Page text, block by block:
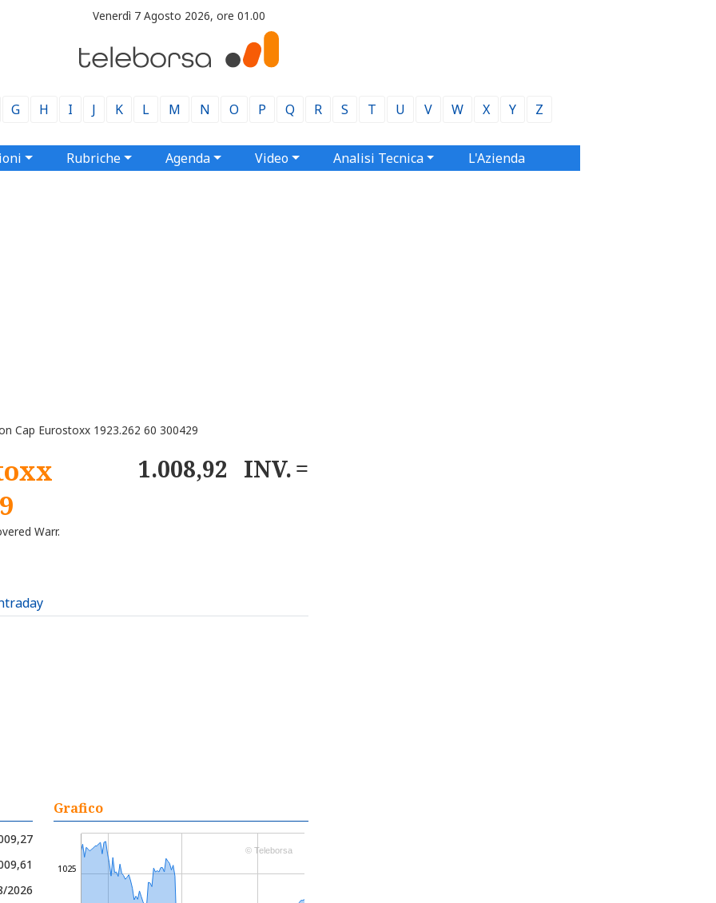
Venerdì 7 Agosto 2026, ore 01.00
G H I J K L M N O P Q R S T U V W X Y Z
Rubriche Agenda Video Analisi Tecnica L'Azienda
Cap Eurostoxx 1923.262 60 300429
Warr.
1.008,92 INV.
2026
Grafico
1025
© Teleborsa